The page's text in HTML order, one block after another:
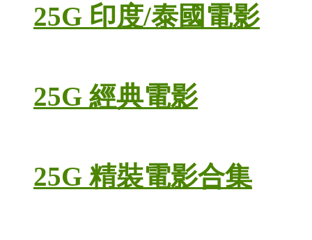
25G 印度/泰國電影
25G 經典電影
25G 精裝電影合集